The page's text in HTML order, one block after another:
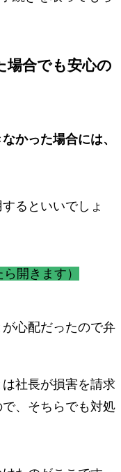
場合でも安心の
かった場合には、
るといいでしょ
開きます）
心配だったので弁
社長が損害を請求
、そちらでも対処